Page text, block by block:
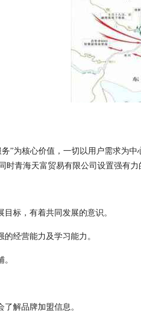
”为核心价值，一切以用户需求为
时青海天富贸易有限公司设置强有
标，有着共同发展的意识。
经营能力及学习能力。
解品牌加盟信息。